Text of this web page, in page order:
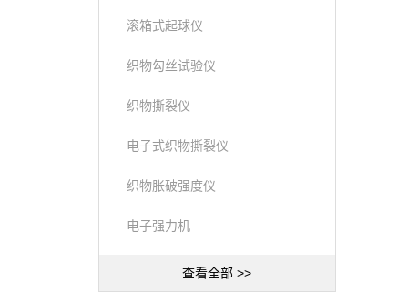
滚箱式起球仪
织物勾丝试验仪
织物撕裂仪
电子式织物撕裂仪
织物胀破强度仪
电子强力机
查看全部 >>